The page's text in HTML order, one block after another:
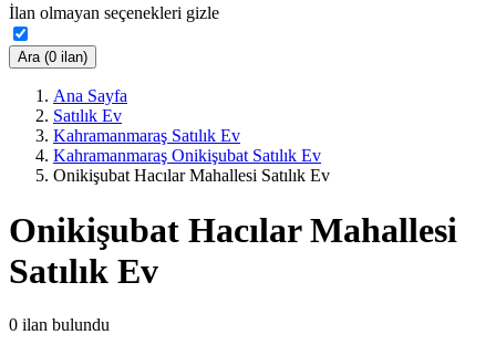
İlan olmayan seçenekleri gizle
Ara (0 ilan)
Ana Sayfa
Satılık Ev
Kahramanmaraş Satılık Ev
Kahramanmaraş Onikişubat Satılık Ev
Onikişubat Hacılar Mahallesi Satılık Ev
Onikişubat Hacılar Mahallesi
Satılık Ev
0 ilan bulundu